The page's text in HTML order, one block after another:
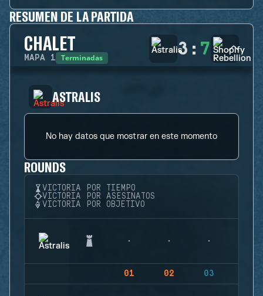
RESUMEN DE LA PARTIDA
CHALET
MAPA 1 Terminadas 3 : 7
ASTRALIS
No hay datos que mostrar en este momento
ROUNDS
VICTORIA POR TIEMPO
VICTORIA POR ASESINATOS
VICTORIA POR OBJETIVO
01 02 03